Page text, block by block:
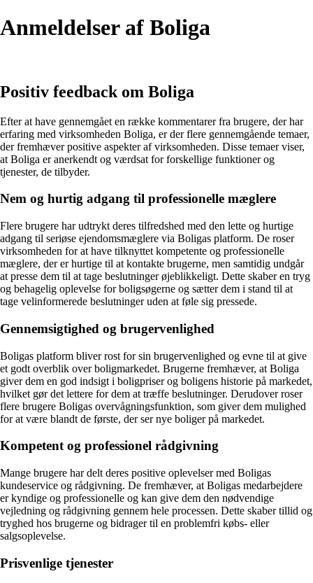
Anmeldelser af Boliga
Positiv feedback om Boliga
Efter at have gennemgået en række kommentarer fra brugere, der har
erfaring med virksomheden Boliga, er der flere gennemgående temaer,
der fremhæver positive aspekter af virksomheden. Disse temaer viser,
at Boliga er anerkendt og værdsat for forskellige funktioner og
tjenester, de tilbyder.
Nem og hurtig adgang til professionelle mæglere
Flere brugere har udtrykt deres tilfredshed med den lette og hurtige
adgang til seriøse ejendomsmæglere via Boligas platform. De roser
virksomheden for at have tilknyttet kompetente og professionelle
mæglere, der er hurtige til at kontakte brugerne, men samtidig undgår
at presse dem til at tage beslutninger øjeblikkeligt. Dette skaber en tryg
og behagelig oplevelse for boligsøgerne og sætter dem i stand til at
tage velinformerede beslutninger uden at føle sig pressede.
Gennemsigtighed og brugervenlighed
Boligas platform bliver rost for sin brugervenlighed og evne til at give
et godt overblik over boligmarkedet. Brugerne fremhæver, at Boliga
giver dem en god indsigt i boligpriser og boligens historie på markedet,
hvilket gør det lettere for dem at træffe beslutninger. Derudover roser
flere brugere Boligas overvågningsfunktion, som giver dem mulighed
for at være blandt de første, der ser nye boliger på markedet.
Kompetent og professionel rådgivning
Mange brugere har delt deres positive oplevelser med Boligas
kundeservice og rådgivning. De fremhæver, at Boligas medarbejdere
er kyndige og professionelle og kan give dem den nødvendige
vejledning og rådgivning gennem hele processen. Dette skaber tillid og
tryghed hos brugerne og bidrager til en problemfri købs- eller
salgsoplevelse.
Prisvenlige tjenester